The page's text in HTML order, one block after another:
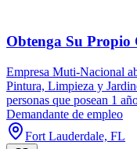
Obtenga Su
Empresa Muti-Nacional
Pintura, Limpieza y
personas que posean 1
Demandante de empleo
Fort Lauderdale, FL